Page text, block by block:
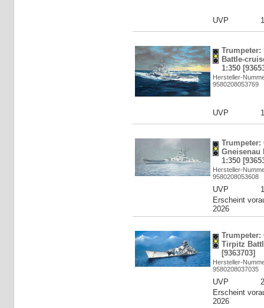
UVP
Trumpeter:
Battle-
1:350
Hersteller-
9580208053769
UVP
Trumpeter:
Gneisenau
1:350
Hersteller-
9580208053608
UVP
Erscheint
2026
Trumpeter:
Tirpitz
[9363703]
Hersteller-
9580208037035
UVP
Erscheint
2026